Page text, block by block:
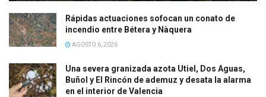
Rápidas actuaciones sofocan un conato de
incendio entre Bétera y Nàquera
AGOSTO 6, 2026
Una severa granizada azota Utiel, Dos Aguas,
Buñol y El Rincón de ademuz y desata la alarma
en el interior de Valencia